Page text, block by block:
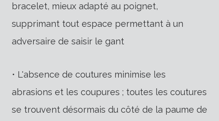
bracelet, mieux adapté au poignet,
supprimant tout espace permettant à un
adversaire de saisir le gant
• L'absence de coutures minimise les
abrasions et les coupures ; toutes les coutures
se trouvent désormais du côté de la paume de